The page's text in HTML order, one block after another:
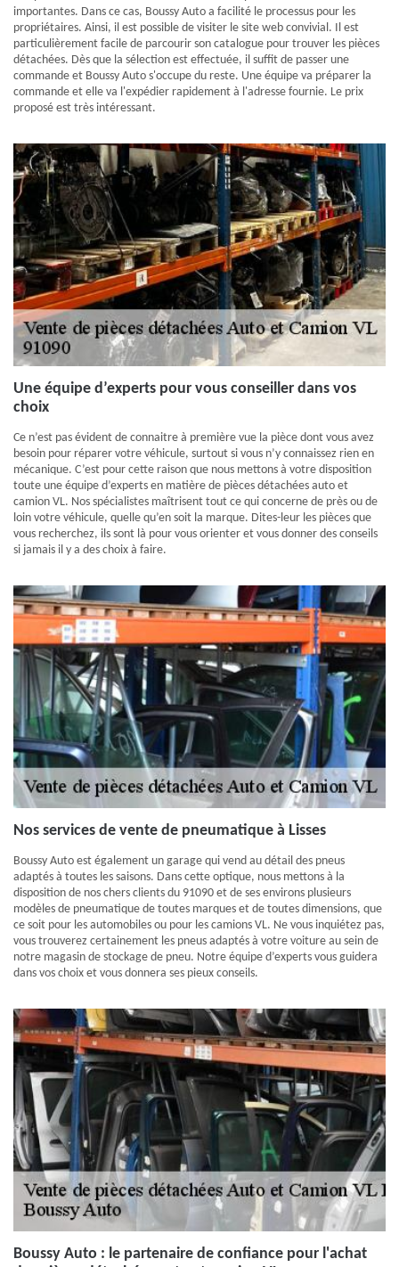
importantes. Dans ce cas, Boussy Auto a facilité le processus pour les
propriétaires. Ainsi, il est possible de visiter le site web convivial. Il est
particulièrement facile de parcourir son catalogue pour trouver les pièces
détachées. Dès que la sélection est effectuée, il suffit de passer une
commande et Boussy Auto s'occupe du reste. Une équipe va préparer la
commande et elle va l'expédier rapidement à l'adresse fournie. Le prix
proposé est très intéressant.
Une équipe d’experts pour vous conseiller dans vos
choix
Ce n’est pas évident de connaitre à première vue la pièce dont vous avez
besoin pour réparer votre véhicule, surtout si vous n’y connaissez rien en
mécanique. C’est pour cette raison que nous mettons à votre disposition
toute une équipe d’experts en matière de pièces détachées auto et
camion VL. Nos spécialistes maîtrisent tout ce qui concerne de près ou de
loin votre véhicule, quelle qu’en soit la marque. Dites-leur les pièces que
vous recherchez, ils sont là pour vous orienter et vous donner des conseils
si jamais il y a des choix à faire.
Nos services de vente de pneumatique à Lisses
Boussy Auto est également un garage qui vend au détail des pneus
adaptés à toutes les saisons. Dans cette optique, nous mettons à la
disposition de nos chers clients du 91090 et de ses environs plusieurs
modèles de pneumatique de toutes marques et de toutes dimensions, que
ce soit pour les automobiles ou pour les camions VL. Ne vous inquiétez pas,
vous trouverez certainement les pneus adaptés à votre voiture au sein de
notre magasin de stockage de pneu. Notre équipe d’experts vous guidera
dans vos choix et vous donnera ses pieux conseils.
Boussy Auto : le partenaire de confiance pour l'achat